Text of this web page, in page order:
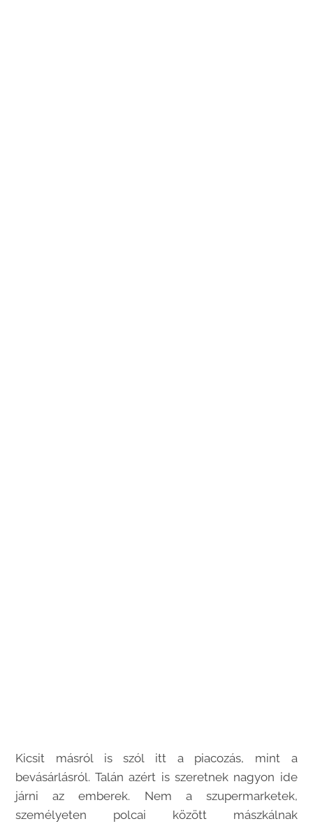
Kicsit másról is szól itt a piacozás, mint a
bevásárlásról. Talán azért is szeretnek nagyon ide
járni az emberek. Nem a szupermarketek,
személyeten polcai között mászkálnak